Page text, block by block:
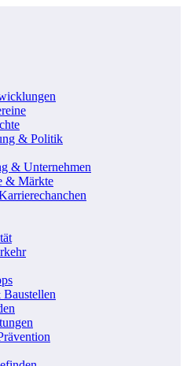
& Politik
& Unternehmen
& Märkte